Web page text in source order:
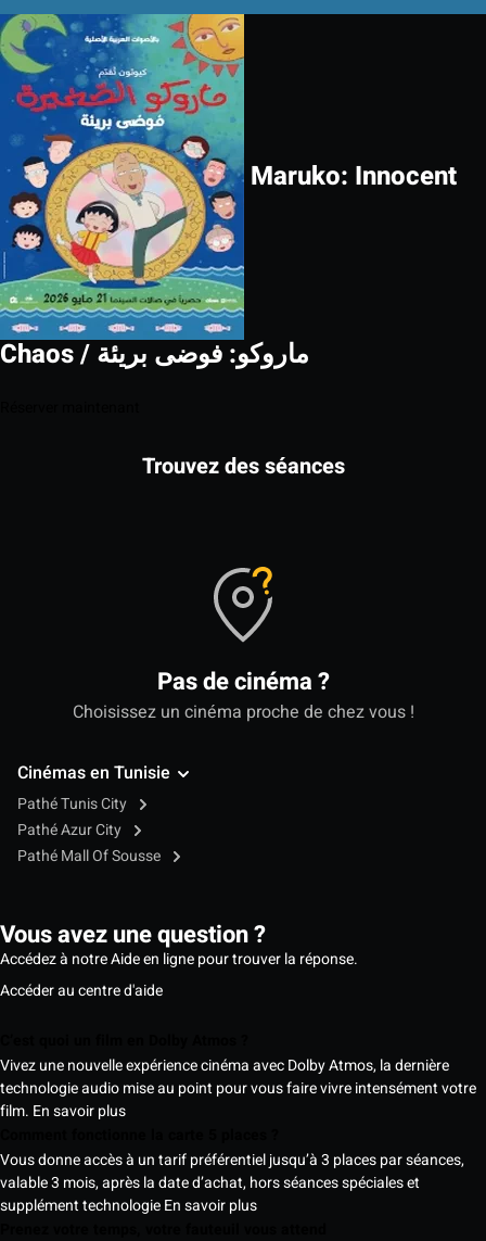
Maruko: Innocent
Chaos / ماروكو: فوضى بريئة
Trouvez des séances
Pas de cinéma ?
Choisissez un cinéma proche de chez vous !
Cinémas en Tunisie
Pathé Tunis City
Pathé Azur City
Pathé Mall Of Sousse
Vous avez une question ?
Accédez à notre Aide en ligne pour trouver la réponse.
Accéder au centre d'aide
Vivez une nouvelle expérience cinéma avec Dolby Atmos, la dernière
technologie audio mise au point pour vous faire vivre intensément votre
film. En savoir plus
Vous donne accès à un tarif préférentiel jusqu’à 3 places par séances,
valable 3 mois, après la date d’achat, hors séances spéciales et
supplément technologieEn savoir plus